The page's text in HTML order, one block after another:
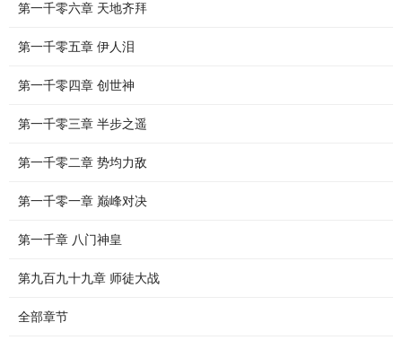
第一千零六章 天地齐拜
第一千零五章 伊人泪
第一千零四章 创世神
第一千零三章 半步之遥
第一千零二章 势均力敌
第一千零一章 巅峰对决
第一千章 八门神皇
第九百九十九章 师徒大战
全部章节